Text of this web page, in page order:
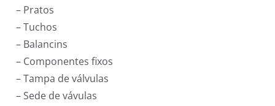
– Pratos
– Tuchos
– Balancins
– Componentes fixos
– Tampa de válvulas
– Sede de vávulas